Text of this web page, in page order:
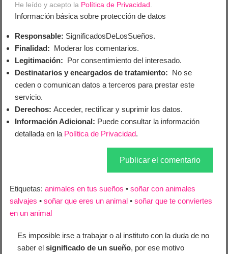
He leído y acepto la Política de Privacidad
Información básica sobre protección de datos
Responsable: SignificadosDeLosSueños.
Finalidad: Moderar los comentarios.
Legitimación: Por consentimiento del interesado.
Destinatarios y encargados de tratamiento: No se
ceden o comunican datos a terceros para prestar este
servicio.
Derechos: Acceder, rectificar y suprimir los datos.
Información Adicional: Puede consultar la información
detallada en la Política de Privacidad.
Etiquetas:animales en tus sueños •soñar con animales
salvajes •soñar que eres un animal •soñar que te conviertes
en un animal
Es imposible irse a trabajar o al instituto con la duda de no
saber elsignificado de un sueño, por ese motivo